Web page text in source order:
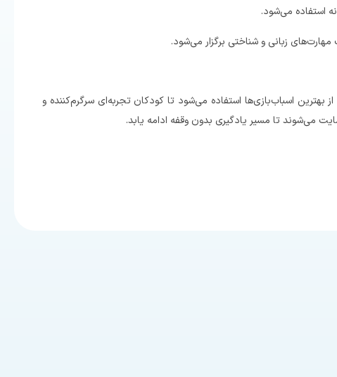
بهترین اسباب‌بازی‌ها استفاده می‌شود تا کودکان تجربه‌ای سرگرم‌کننده و
می‌شوند تا مسیر یادگیری بدون وقفه ادامه یابد.